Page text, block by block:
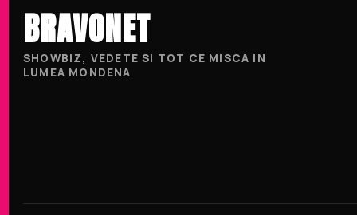
BRAVONET
SHOWBIZ, VEDETE SI TOT CE MISCA IN
LUMEA MONDENA